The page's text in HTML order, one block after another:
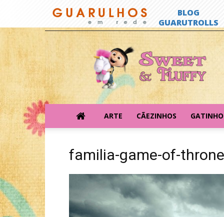
Sweet
&
Fluffy
ARTE CÃEZINHOS
familia-game-of-